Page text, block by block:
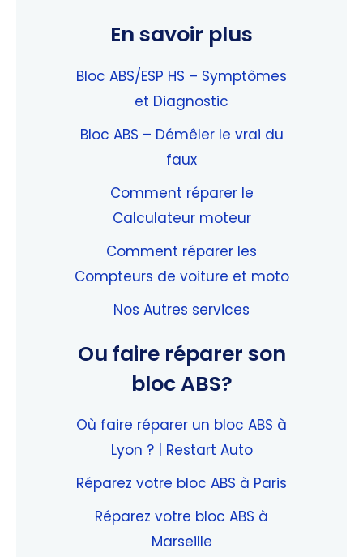
En savoir plus
Bloc ABS/ESP HS – Symptômes
et Diagnostic
Bloc ABS – Démêler le vrai du
faux
Comment réparer le
Calculateur moteur
Comment réparer les
Compteurs de voiture et moto
Nos Autres services
Ou faire réparer son
bloc ABS?
Où faire réparer un bloc ABS à
Lyon ? | Restart Auto
Réparez votre bloc ABS à Paris
Réparez votre bloc ABS à
Marseille